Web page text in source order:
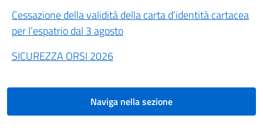
Cessazione della validità della carta d’identità cartacea
per l’espatrio dal 3 agosto
SICUREZZA ORSI 2026
Naviga nella sezione